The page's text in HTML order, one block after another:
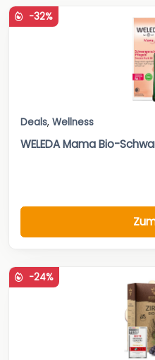
-32%
Deals, Wellness
WELEDA Mama Bio-
-24%